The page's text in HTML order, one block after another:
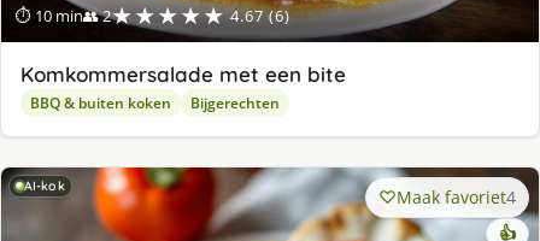
⏱ 10 min👥 2★★★★★ 4.67 (6)
Komkommersalade met een bite
BBQ & buiten koken Bijgerechten
AI-kok Maak favoriet4
👍